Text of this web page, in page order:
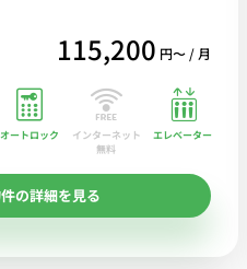
115,200 円〜 / 月
オートロック
インターネット
無料
エレベーター
の詳細を見る